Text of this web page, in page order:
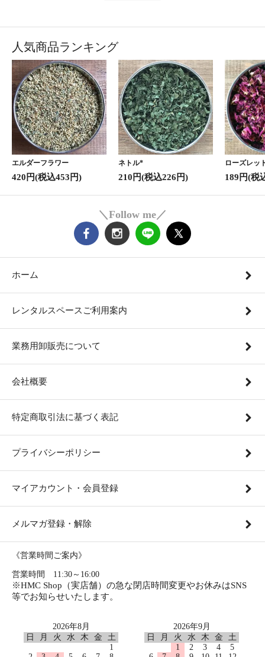
人気商品ランキング
エルダーフラワー
420円(税込453円)
ネトル*
210円(税込226円)
ローズレッ
189円(税
＼Follow me／
ホーム
レンタルスペースご利用案内
業務用卸販売について
会社概要
特定商取引法に基づく表記
プライバシーポリシー
マイアカウント・会員登録
メルマガ登録・解除
《営業時間ご案内》
営業時間 11:30～16:00
※HMC Shop（実店舗）の急な閉店時間変更やお休みはSNS
等でお知らせいたします。
2026年8月
日
月 火 水 木 金
土
1
2026年9月
日
月 火 水 木 金
土
1
2 3 4
5